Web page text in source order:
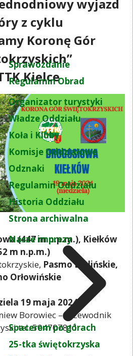
Sprawozdanie
Regulamin Obrad
Organizator turystyki
Władze Oddziału
Koła i Kluby
Komisje Oddziałowe
Odznaki
Regulamin Oddziału
Historia Oddziału
Strona archiwalna
Nasze imprezy
Spacerem po górach
25-tka świętokrzyska
wyjazd
z cyklu
Koronę Gór
Kielce
(447 m n.p.m.), Kiełków
m n.p.m.)
Pasmo Bielińskie,
Orłowińskie
19 maja 2024 r.
Borowiec – Przewodnik
tel. 504707811